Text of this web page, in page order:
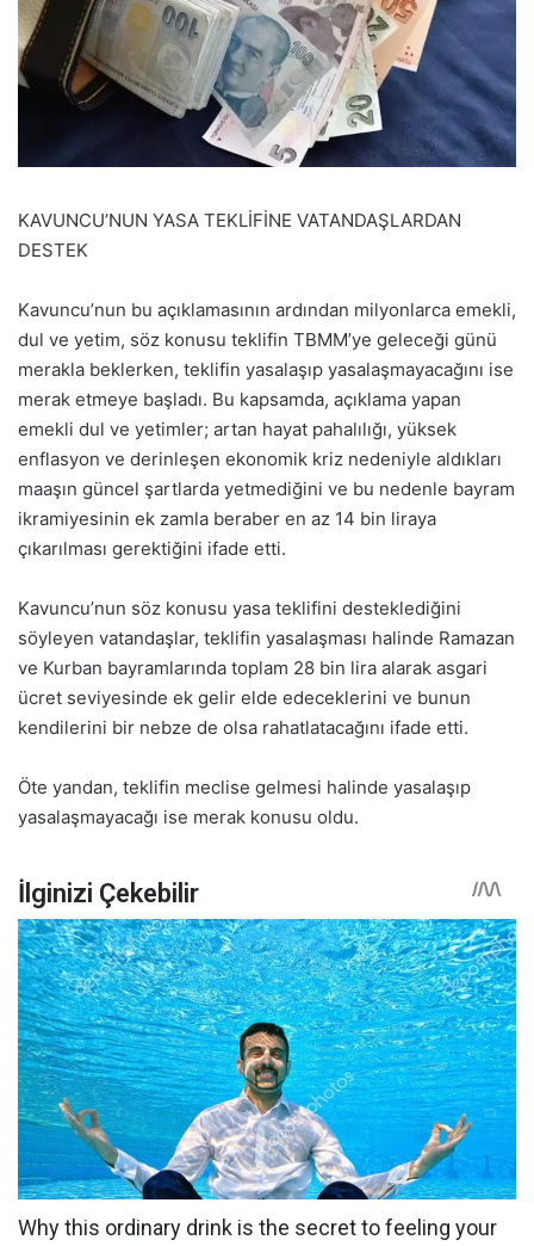
KAVUNCU’NUN YASA TEKLİFİNE VATANDAŞLARDAN
DESTEK
Kavuncu’nun bu açıklamasının ardından milyonlarca emekli,
dul ve yetim, söz konusu teklifin TBMM’ye geleceği günü
merakla beklerken, teklifin yasalaşıp yasalaşmayacağını ise
merak etmeye başladı. Bu kapsamda, açıklama yapan
emekli dul ve yetimler; artan hayat pahalılığı, yüksek
enflasyon ve derinleşen ekonomik kriz nedeniyle aldıkları
maaşın güncel şartlarda yetmediğini ve bu nedenle bayram
ikramiyesinin ek zamla beraber en az 14 bin liraya
çıkarılması gerektiğini ifade etti.
Kavuncu’nun söz konusu yasa teklifini desteklediğini
söyleyen vatandaşlar, teklifin yasalaşması halinde Ramazan
ve Kurban bayramlarında toplam 28 bin lira alarak asgari
ücret seviyesinde ek gelir elde edeceklerini ve bunun
kendilerini bir nebze de olsa rahatlatacağını ifade etti.
Öte yandan, teklifin meclise gelmesi halinde yasalaşıp
yasalaşmayacağı ise merak konusu oldu.